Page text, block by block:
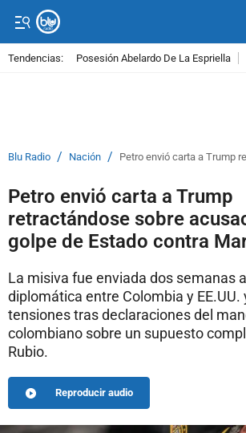
Tendencias: Posesión Abelardo De La Espriella
Blu Radio / Nación / Petro envió carta a Trump
Petro envió carta a Trump
retractándose sobre
golpe de Estado contra
La misiva fue enviada dos semanas
diplomática entre Colombia y EE.UU.
tensiones tras declaraciones del
colombiano sobre un supuesto
Rubio.
Reproducir audio